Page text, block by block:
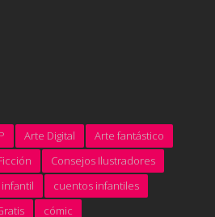
Arte Digital
Arte fantástico
Consejos Ilustradores
cuentos infantiles
cómic